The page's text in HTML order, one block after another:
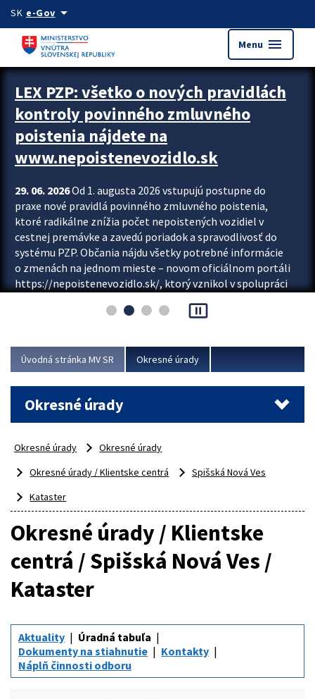
Preskocit na hlavný obsah
SK e-Govarrow_drop_down
Menu menu
Zastavit automatický posun upútavok
LEX PZP: všetko o nových pravidlách
kontroly povinného zmluvného
poistenia nájdete na
www.nepoistenevozidlo.sk
29. 06. 2026Od 1. augusta 2026 vstupujú postupne do
praxe nové pravidlá povinného zmluvného poistenia,
ktoré radikálne znížia počet nepoistených vozidiel v
cestnej premávke a zavedú poriadok a spravodlivosť do
systému PZP. Občania nájdu všetky potrebné informácie
o zmenách na jednom mieste – novom oficiálnom portáli
https://nepoistenevozidlo.sk/, ktorý vznikol v spolupráci
asociácie poisťovní (SLASPO) a Ministerstva vnútra SR.
Viac
pause_presentation
Úvodná stránka MV SR Okresné úrady
Okresné úrady
Okresné úrady
Okresné úrady
Okresné úrady / Klientske centrá
Spišská Nová Ves
Kataster
Okresné úrady / Klientske
centrá / Spišská Nová Ves /
Kataster
Aktuality
Úradná tabuľa
Dokumenty na stiahnutie
Kontakty
Náplň činnosti odboru